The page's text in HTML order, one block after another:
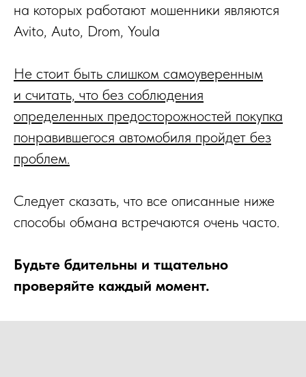
на которых работают мошенники являются
Avito, Auto, Drom, Youla
Не стоит быть слишком самоуверенным
и считать, что без соблюдения
определенных предосторожностей покупка
понравившегося автомобиля пройдет без
проблем.
Следует сказать, что все описанные ниже
способы обмана встречаются очень часто.
Будьте бдительны и тщательно
проверяйте каждый момент.